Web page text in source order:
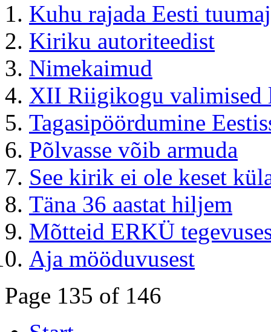
Kuhu rajada Eesti
Kiriku autoriteedist
Nimekaimud
XII Riigikogu valimised
Tagasipöördumine
Põlvasse võib armuda
See kirik ei ole keset
Täna 36 aastat hiljem
Mõtteid ERKÜ
Aja mööduvusest
Page 135 of 146